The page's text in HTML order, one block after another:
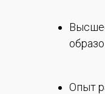
Опыт